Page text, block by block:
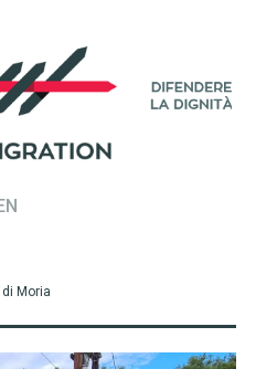
Moria